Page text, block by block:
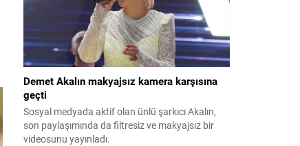
Demet Akalın makyajsız kamera karşısına
geçti
Sosyal medyada aktif olan ünlü şarkıcı Akalın,
son paylaşımında da filtresiz ve makyajsız bir
videosunu yayınladı.